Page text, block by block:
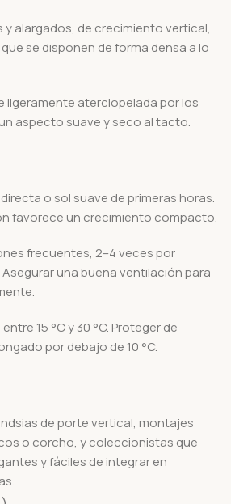
y alargados, de crecimiento vertical,
se disponen de forma densa a lo
ligeramente aterciopelada por los
aspecto suave y seco al tacto.
o sol suave de primeras horas.
favorece un crecimiento compacto.
frecuentes, 2–4 veces por
una buena ventilación para
entre 15 °C y 30 °C. Proteger de
por debajo de 10 °C.
de porte vertical, montajes
o corcho, y coleccionistas que
y fáciles de integrar en